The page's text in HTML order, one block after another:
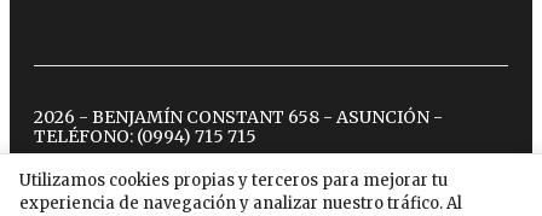
Utilizamos cookies propias y terceros para mejorar tu
experiencia de navegación y analizar nuestro tráfico. Al
2026 - BENJAMÍN CONSTANT 658 - ASUNCIÓN -
TELÉFONO: (0994) 715 715